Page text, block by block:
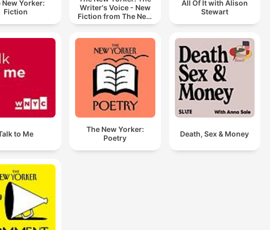
New Yorker:
Fiction
Writer's Voice - New
Fiction from The New
Yorker
All Of It with Alison
Stewart
to Me
The New Yorker:
Poetry
Death, Sex & Money